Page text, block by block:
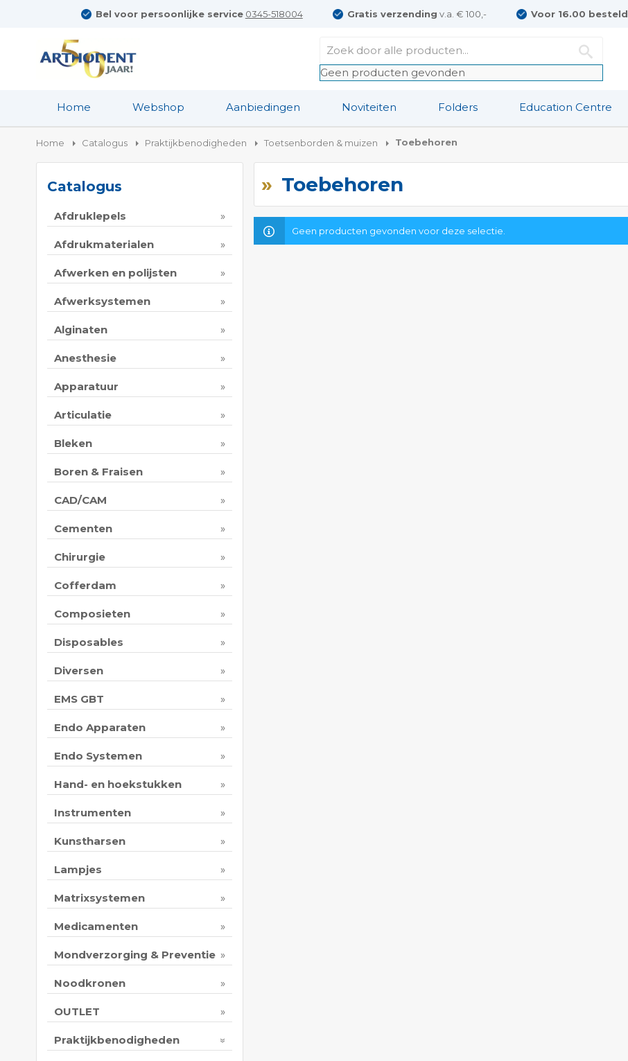
Bel voor persoonlijke service 0345-518004 Gratis verzending v.a. € 100,- Voor 16.00 besteld
Geen producten gevonden
Home Webshop Aanbiedingen Noviteiten Folders Education Centre
Home Catalogus Praktijkbenodigheden Toetsenborden & muizen Toebehoren
Toebehoren
Geen producten gevonden voor deze selectie.
Catalogus
Afdruklepels
Afdrukmaterialen
Afwerken en polijsten
Afwerksystemen
Alginaten
Anesthesie
Apparatuur
Articulatie
Bleken
Boren & Fraisen
CAD/CAM
Cementen
Chirurgie
Cofferdam
Composieten
Disposables
Diversen
EMS GBT
Endo Apparaten
Endo Systemen
Hand- en hoekstukken
Instrumenten
Kunstharsen
Lampjes
Matrixsystemen
Medicamenten
Mondverzorging & Preventie
Noodkronen
OUTLET
Praktijkbenodigheden